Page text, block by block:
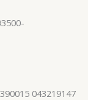
043219147